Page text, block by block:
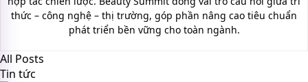
thức – công nghệ – thị trường, góp phần nâng cao tiêu chuẩn
phát triển bền vững cho toàn ngành.
All Posts
Tin tức